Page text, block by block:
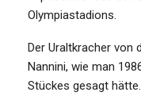
Olympiastadions.
Der Uraltkracher von
Nannini, wie man
Stückes gesagt